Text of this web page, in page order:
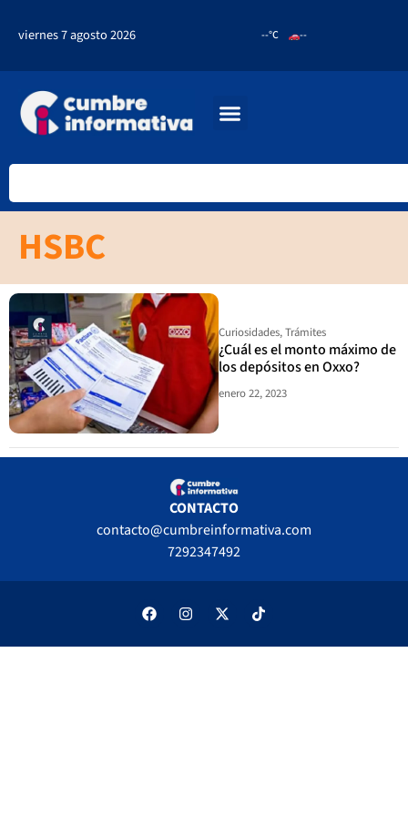
viernes 7 agosto 2026 --°C --
HSBC
Curiosidades,Trámites
¿Cuál es el monto máximo de
los depósitos en Oxxo?
enero 22, 2023
CONTACTO
contacto@cumbreinformativa.com
7292347492